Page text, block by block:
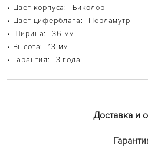
• Цвет корпуса:
Биколор
• Цвет циферблата:
Перламутр
• Ширина:
36 мм
• Высота:
13 мм
• Гарантия:
3 года
Доставка и
BLAIR
BRADSHAW
BRECKEN
BRYN
CHANNING
DYLAN
EVEREST
JARYN